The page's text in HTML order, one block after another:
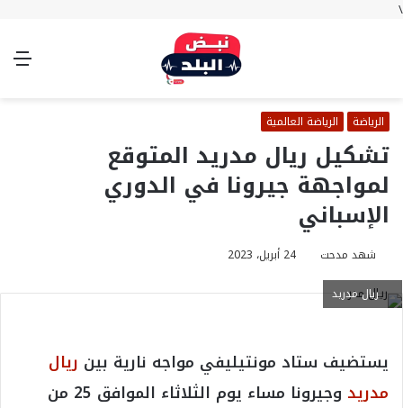
\
الوضع
الرياضة الرياضة العالمية
تشكيل ريال مدريد المتوقع
لمواجهة جيرونا في الدوري
الإسباني
شهد مدحت
24 أبريل، 2023
ريال مدريد
يستضيف ستاد مونتيليفي مواجه نارية بين ريال
مدريد
وجيرونا مساء يوم الثلاثاء الموافق 25 من